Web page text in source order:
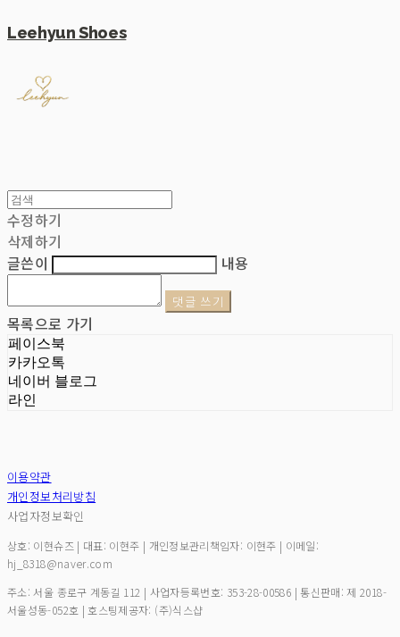
Leehyun Shoes
수정하기
삭제하기
글쓴이
내용
댓글 쓰기
목록으로 가기
페이스북
카카오톡
네이버 블로그
라인
이용약관
개인정보처리방침
사업자정보확인
상호: 이현슈즈 | 대표: 이현주 | 개인정보관리책임자: 이현주 | 이메일:
hj_8318@naver.com
주소: 서울 종로구 계동길 112 | 사업자등록번호: 353-28-00586 | 통신판매:제 2018-
서울성동-052호 | 호스팅제공자: (주)식스샵